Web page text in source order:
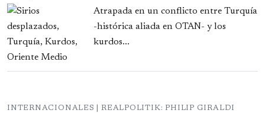
Atrapada en un conflicto entre Turquía
-histórica aliada en OTAN- y los
kurdos...
INTERNACIONALES | REALPOLITIK: PHILIP GIRALDI